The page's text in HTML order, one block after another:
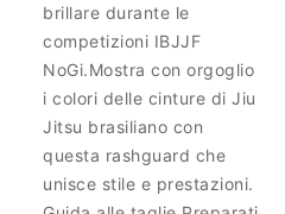
brillare durante le
competizioni IBJJF
NoGi.Mostra con orgoglio
i colori delle cinture di Jiu
Jitsu brasiliano con
questa rashguard che
unisce stile e prestazioni.